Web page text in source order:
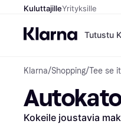
KuluttajilleYrityksille
Tutustu
Klarna/Shopping/Tee se
Kokeile joustavia